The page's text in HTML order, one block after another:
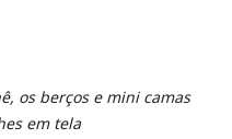
os berços e mini camas
em tela